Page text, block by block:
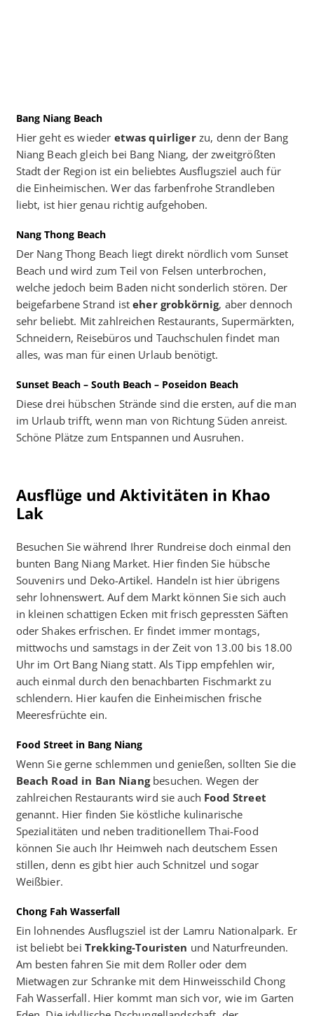
Bang Niang Beach
Hier geht es wieder etwas quirligerzu, denn der Bang
Niang Beach gleich bei Bang Niang, der zweitgrößten
Stadt der Region ist ein beliebtes Ausflugsziel auch für
die Einheimischen. Wer das farbenfrohe Strandleben
liebt, ist hier genau richtig aufgehoben.
Nang Thong Beach
Der Nang Thong Beach liegt direkt nördlich vom Sunset
Beach und wird zum Teil von Felsen unterbrochen,
welche jedoch beim Baden nicht sonderlich stören. Der
beigefarbene Strand isteher grobkörnig, aber dennoch
sehr beliebt. Mit zahlreichen Restaurants, Supermärkten,
Schneidern, Reisebüros und Tauchschulen findet man
alles, was man für einen Urlaub benötigt.
Sunset Beach – South Beach – Poseidon Beach
Diese drei hübschen Strände sind die ersten, auf die man
im Urlaub trifft, wenn man von Richtung Süden anreist.
Schöne Plätze zum Entspannen und Ausruhen.
Ausflüge und Aktivitäten in Khao
Lak
Besuchen Sie während Ihrer Rundreise doch einmal den
bunten Bang Niang Market. Hier finden Sie hübsche
Souvenirs und Deko-Artikel. Handeln ist hier übrigens
sehr lohnenswert. Auf dem Markt können Sie sich auch
in kleinen schattigen Ecken mit frisch gepressten Säften
oder Shakes erfrischen. Er findet immer montags,
mittwochs und samstags in der Zeit von 13.00 bis 18.00
Uhr im Ort Bang Niang statt. Als Tipp empfehlen wir,
auch einmal durch den benachbarten Fischmarkt zu
schlendern. Hier kaufen die Einheimischen frische
Meeresfrüchte ein.
Food Street in Bang Niang
Wenn Sie gerne schlemmen und genießen, sollten Sie die
Beach Road in Ban Niangbesuchen. Wegen der
zahlreichen Restaurants wird sie auch Food Street
genannt. Hier finden Sie köstliche kulinarische
Spezialitäten und neben traditionellem Thai-Food
können Sie auch Ihr Heimweh nach deutschem Essen
stillen, denn es gibt hier auch Schnitzel und sogar
Weißbier.
Chong Fah Wasserfall
Ein lohnendes Ausflugsziel ist der Lamru Nationalpark. Er
ist beliebt bei Trekking-Touristen und Naturfreunden.
Am besten fahren Sie mit dem Roller oder dem
Mietwagen zur Schranke mit dem Hinweisschild Chong
Fah Wasserfall. Hier kommt man sich vor, wie im Garten